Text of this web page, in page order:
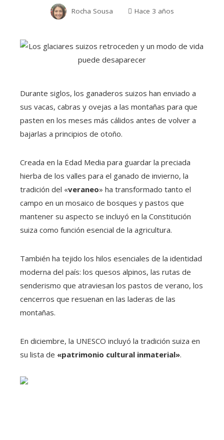
Rocha Sousa Hace 3 años
Durante siglos, los ganaderos suizos han enviado a
sus vacas, cabras y ovejas a las montañas para que
pasten en los meses más cálidos antes de volver a
bajarlas a principios de otoño.
Creada en la Edad Media para guardar la preciada
hierba de los valles para el ganado de invierno, la
tradición del «veraneo» ha transformado tanto el
campo en un mosaico de bosques y pastos que
mantener su aspecto se incluyó en la Constitución
suiza como función esencial de la agricultura.
También ha tejido los hilos esenciales de la identidad
moderna del país: los quesos alpinos, las rutas de
senderismo que atraviesan los pastos de verano, los
cencerros que resuenan en las laderas de las
montañas.
En diciembre, la UNESCO incluyó la tradición suiza en
su lista de «patrimonio cultural inmaterial».